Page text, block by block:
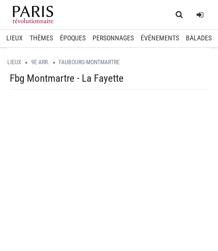
Home
LIEUX THÈMES ÉPOQUES PERSONNAGES ÉVÉNEMENTS BALADES
LIEUX 9E ARR. FAUBOURG-MONTMARTRE
Fbg Montmartre - La Fayette